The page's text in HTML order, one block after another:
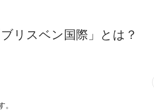
リスベン国際」とは？